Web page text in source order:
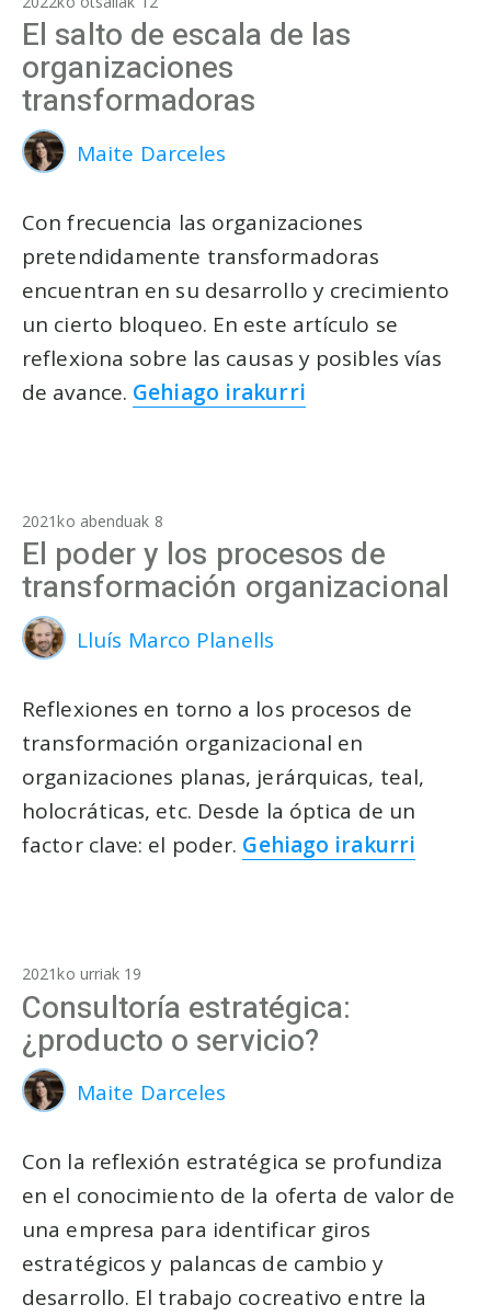
El salto de escala de las
organizaciones
transformadoras
Maite Darceles
Con frecuencia las organizaciones
pretendidamente transformadoras
encuentran en su desarrollo y crecimiento
un cierto bloqueo. En este artículo se
reflexiona sobre las causas y posibles vías
de avance. Gehiago irakurri
2021ko abenduak 8
El poder y los procesos de
transformación organizacional
Lluís Marco Planells
Reflexiones en torno a los procesos de
transformación organizacional en
organizaciones planas, jerárquicas, teal,
holocráticas, etc. Desde la óptica de un
factor clave: el poder. Gehiago irakurri
2021ko urriak 19
Consultoría estratégica:
¿producto o servicio?
Maite Darceles
Con la reflexión estratégica se profundiza
en el conocimiento de la oferta de valor de
una empresa para identificar giros
estratégicos y palancas de cambio y
desarrollo. El trabajo cocreativo entre la